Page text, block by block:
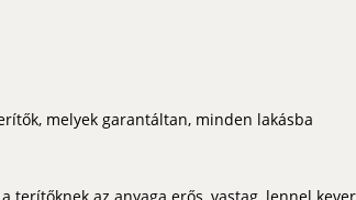
melyek garantáltan, minden lakásba